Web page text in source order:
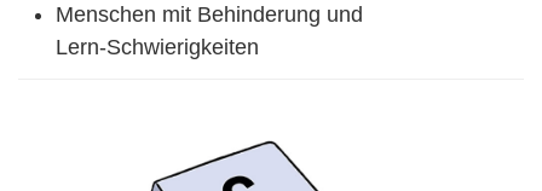
Menschen mit Behinderung und
Lern-Schwierigkeiten